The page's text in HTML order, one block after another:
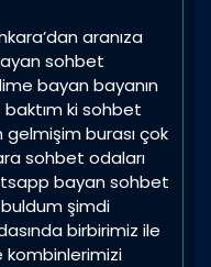
aranıza
sohbet
bayan bayanın
ki sohbet
burası çok
sohbet odaları
bayan sohbet
buldum şimdi
birbirimiz ile